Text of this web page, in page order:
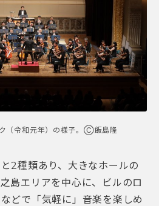
（令和元年）の様子。Ⓒ飯島隆
2種類あり、大きなホールの
島エリアを中心に、ビルのロ
どで「気軽に」音楽を楽しめ